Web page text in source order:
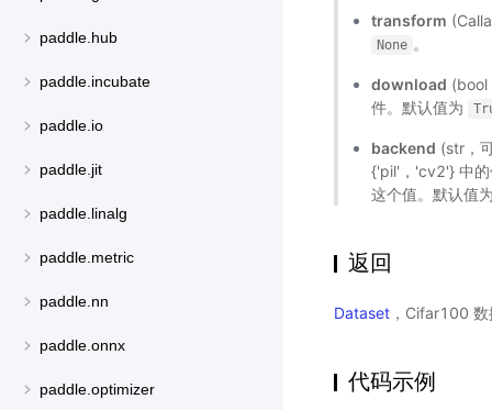
paddle.hub
paddle.incubate
paddle.io
paddle.jit
paddle.linalg
paddle.metric
paddle.nn
paddle.onnx
paddle.optimizer
transform
None 。
download
件。默认值为
backend (str，
{'pil'，'cv2'} 中
这个值。默认值
返回
Dataset ，Cifar100
代码示例